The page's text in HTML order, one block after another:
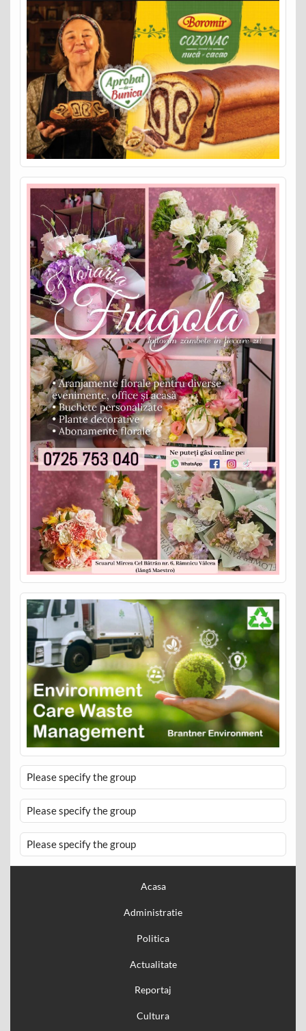
Please specify the group
Please specify the group
Please specify the group
Acasa
Administratie
Politica
Actualitate
Reportaj
Cultura